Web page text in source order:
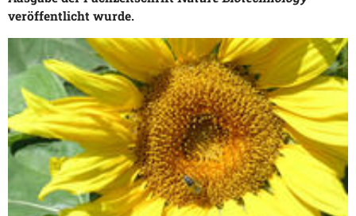
veröffentlicht wurde.